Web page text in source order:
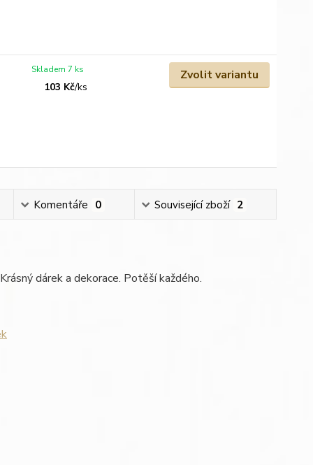
103 Kč/ks
Skladem 7 ks Zvolit variantu
Komentáře 0 Související zboží 2
dárek a dekorace. Potěší každého.